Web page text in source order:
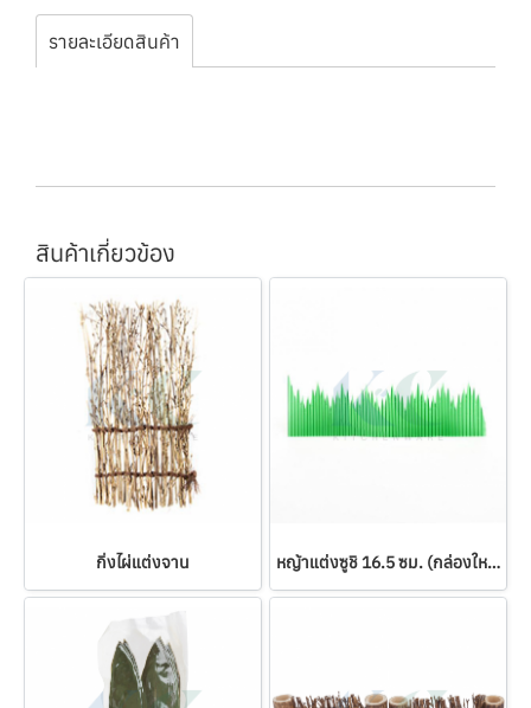
รายละเอียดสินค้า
สินค้าเกี่ยวข้อง
กิ่งไผ่แต่งจาน หญ้าแต่งซูชิ 16.5 ซม. (กล่องใหญ่)